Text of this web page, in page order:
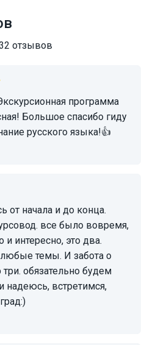
отзывов
Большое спасибо гиду
русского языка!👍
все было вовремя,
интересно, это два.
темы. И забота о
три. обязательно будем
надеюсь, встретимся,